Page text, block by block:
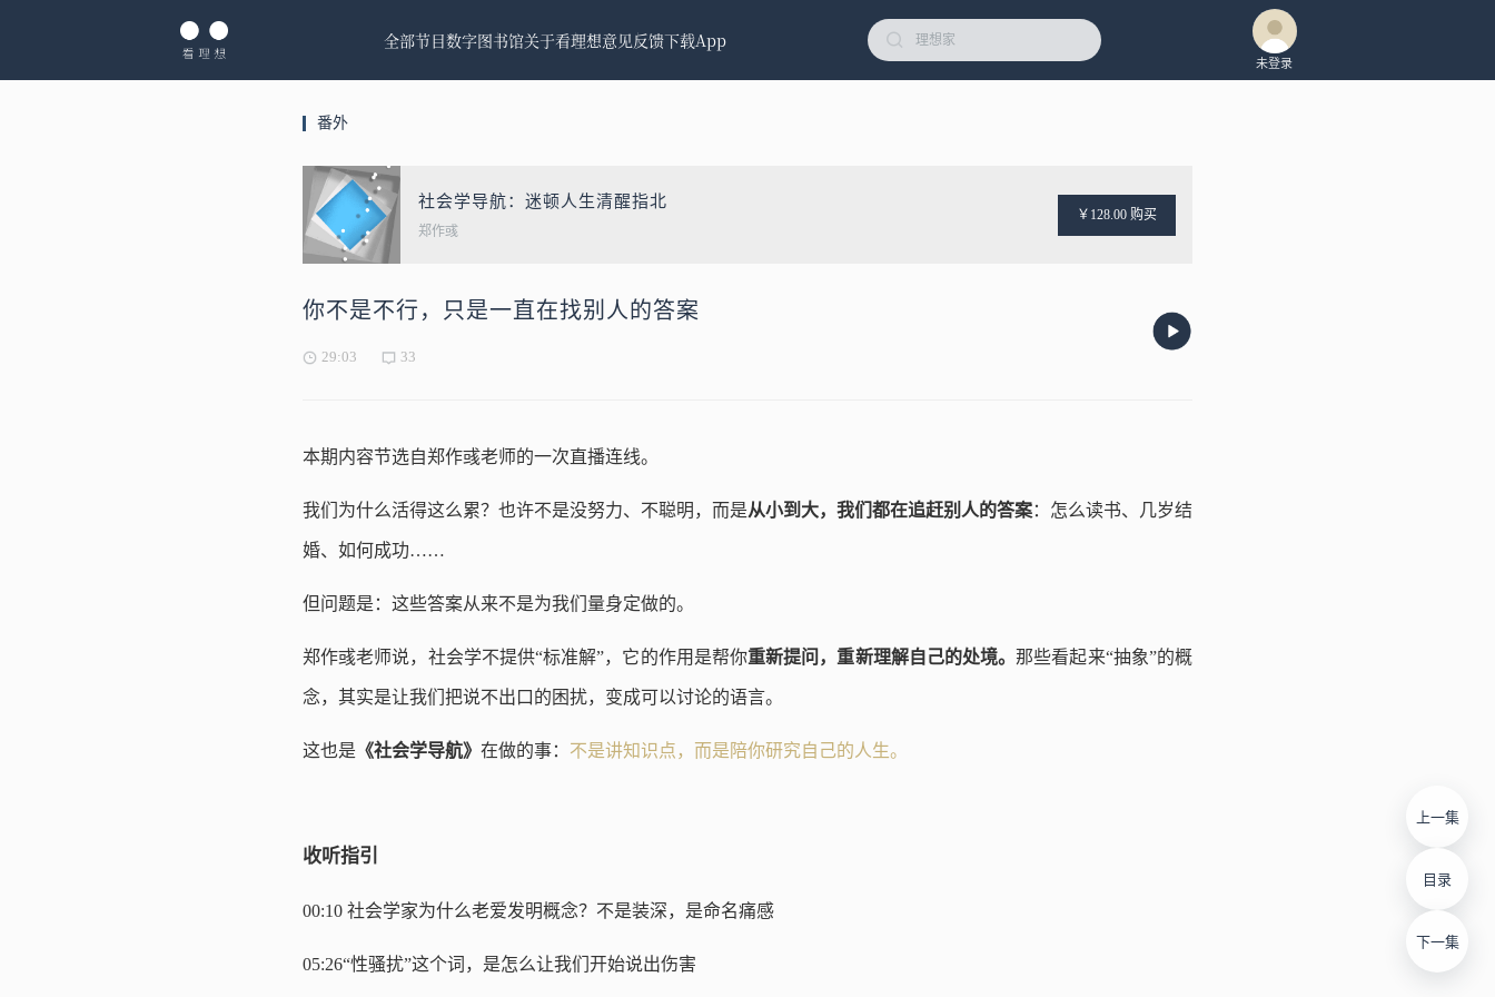
全部节目数字图书馆关于看理想意见反馈下载App
未登录
番外
社会学导航：迷顿人生清醒指北
郑作彧
￥128.00 购买
你不是不行，只是一直在找别人的答案
29:03 33
上一集
目录
下一集
本期内容节选自郑作彧老师的一次直播连线。
我们为什么活得这么累？也许不是没努力、不聪明，而是从小到大，我们都在追赶别人的答案：怎么读书、几岁结
婚、如何成功……
但问题是：这些答案从来不是为我们量身定做的。
郑作彧老师说，社会学不提供“标准解”，它的作用是帮你重新提问，重新理解自己的处境。 那些看起来“抽象”的概
念，其实是让我们把说不出口的困扰，变成可以讨论的语言。
这也是 《社会学导航》 在做的事： 不是讲知识点，而是陪你研究自己的人生。
收听指引
00:10 社会学家为什么老爱发明概念？不是装深，是命名痛感
05:26“性骚扰”这个词，是怎么让我们开始说出伤害